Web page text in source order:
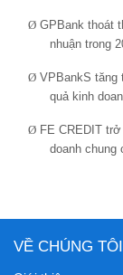
Ø GPBank thoát
nhuận trong
Ø VPBankS
quả kinh
Ø FE CREDIT
doanh chung
VỀ CHÚNG TÔI